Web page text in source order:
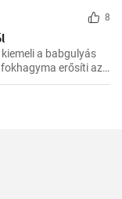
8
a babgulyás
erősíti azt.
krémes